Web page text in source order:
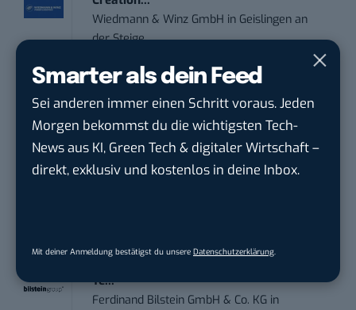
Smarter als dein Feed
Sei anderen immer einen Schritt voraus. Jeden
Morgen bekommst du die wichtigsten Tech-
News aus KI, Green Tech & digitaler Wirtschaft –
direkt, exklusiv und kostenlos in deine Inbox.
Mit deiner Anmeldung bestätigst du unsere Datenschutzerklärung
Wiedmann & Winz GmbH in Geislingen an
der Steige
IT Sales & Online Marketing Manager
(m/w/...
Instaffo GmbH inKarlsruhe
Marketing Manager – Content
Content Marketing Specialist Product &
Te...
Ferdinand Bilstein GmbH & Co. KG in